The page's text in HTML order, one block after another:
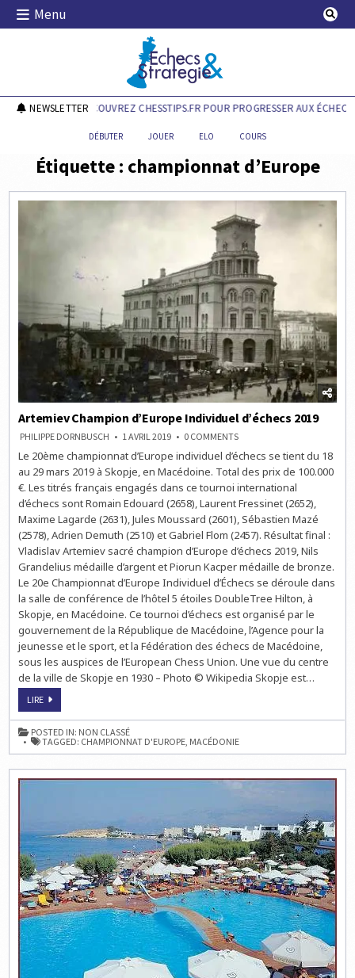
Skip
Menu
Echecs & Stratégie
NEWSLETTERDÉCOUVREZ CHESSTIPS.FR POUR PROGRESSER AUX ÉCHECS !
DÉBUTER JOUER ELO COURS
Étiquette : championnat d’Europe
Artemiev Champion d’Europe Individuel d’échecs 2019
PHILIPPE DORNBUSCH 1 AVRIL 2019 0 COMMENTSON
CHAMPION
INDIVIDUEL
D’ÉCHECS
2019
Le 20ème championnat d’Europe individuel d’échecs se tient du 18
au 29 mars 2019 à Skopje, en Macédoine. Total des prix de 100.000
€. Les titrés français engagés dans ce tournoi international
d’échecs sont Romain Edouard (2658), Laurent Fressinet (2652),
Maxime Lagarde (2631), Jules Moussard (2601), Sébastien Mazé
(2578), Adrien Demuth (2510) et Gabriel Flom (2457). Résultat final :
Vladislav Artemiev sacré champion d’Europe d’échecs 2019, Nils
Grandelius médaille d’argent et Piorun Kacper médaille de bronze.
Le 20e Championnat d’Europe Individuel d’Échecs se déroule dans
la salle de conférence de l’hôtel 5 étoiles DoubleTree Hilton, à
Skopje, en Macédoine. Ce tournoi d’échecs est organisé par le
gouvernement de la République de Macédoine, l’Agence pour la
jeunesse et le sport, et la Fédération des échecs de Macédoine,
sous les auspices de l’European Chess Union. Une vue du centre
de la ville de Skopje en 1930 – Photo © Wikipedia Skopje est…
LIREARTEMIEV
D’EUROPE
INDIVIDUEL
D’ÉCHECS
2019
POSTED IN: NON CLASSÉ
TAGGED: CHAMPIONNAT D'EUROPE, MACÉDONIE